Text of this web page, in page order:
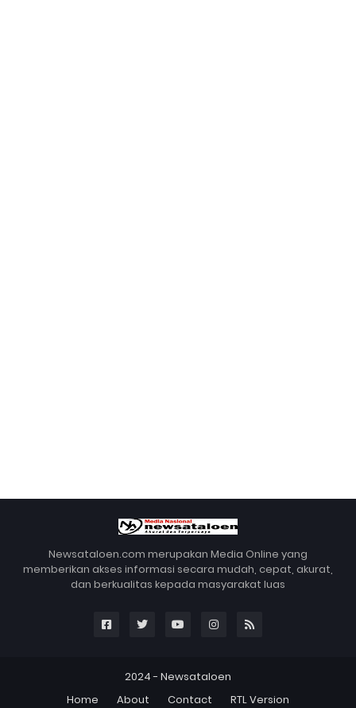
Newsataloen.com merupakan Media Online yang
memberikan akses informasi secara mudah, cepat, akurat,
dan berkualitas kepada masyarakat luas
2024 - Newsataloen
Home
About Contact RTL Version